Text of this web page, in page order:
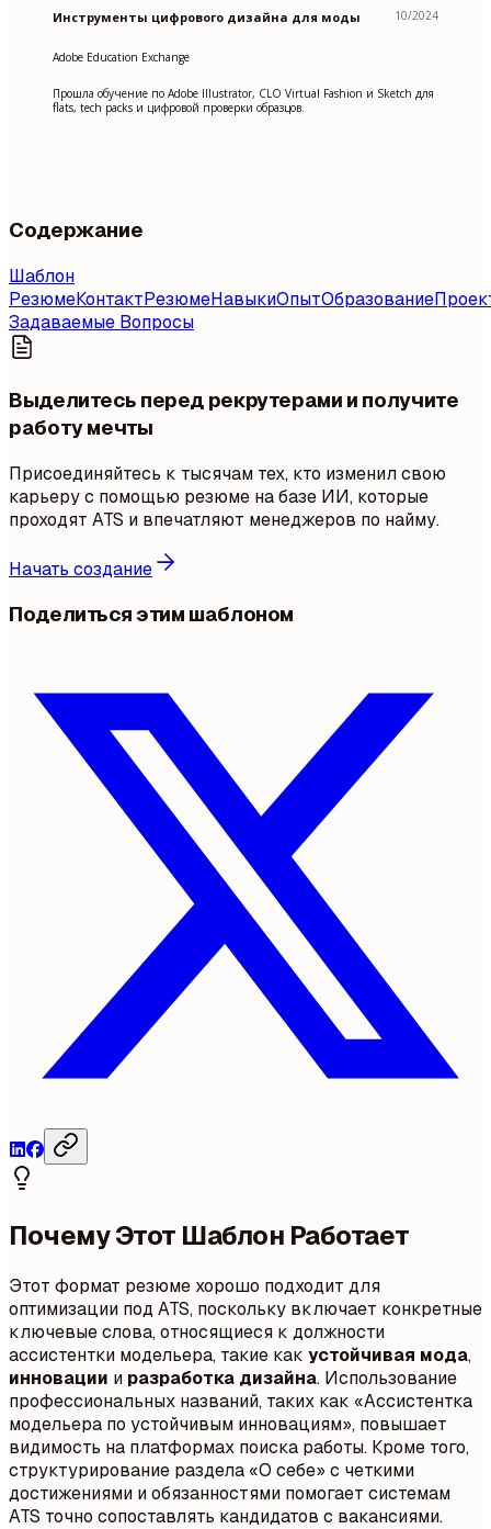
Инструменты цифрового дизайна для моды 10/2024
Adobe Education Exchange
Прошла обучение по Adobe Illustrator, CLO Virtual Fashion и Sketch для
flats, tech packs и цифровой проверки образцов.
Содержание
Шаблон
РезюмеКонтактРезюмеНавыкиОпытОбразование
Задаваемые Вопросы
Выделитесь перед рекрутерами и получите
работу мечты
Присоединяйтесь к тысячам тех, кто изменил свою
карьеру с помощью резюме на базе ИИ, которые
проходят ATS и впечатляют менеджеров по найму.
Начать создание
Поделиться этим шаблоном
Почему Этот Шаблон Работает
Этот формат резюме хорошо подходит для
оптимизации под ATS, поскольку включает конкретные
ключевые слова, относящиеся к должности
ассистентки модельера, такие как устойчивая мода,
инновации и разработка дизайна. Использование
профессиональных названий, таких как «Ассистентка
модельера по устойчивым инновациям», повышает
видимость на платформах поиска работы. Кроме того,
структурирование раздела «О себе» с четкими
достижениями и обязанностями помогает системам
ATS точно сопоставлять кандидатов с вакансиями.